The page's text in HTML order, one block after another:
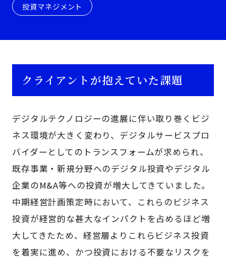
投資マネジメント
クライアントが抱えていた課題
デジタルテクノロジーの進展に伴い取り巻くビジ
ネス環境が大きく変わり、デジタルサービスプロ
バイダーとしてのトランスフォームが求められ、
既存事業・新規分野へのデジタル投資やデジタル
企業のM&A等への投資が増大してきていました。
中期経営計画策定時において、これらのビジネス
投資が経営的な甚大なインパクトを占めるほど増
大してきたため、経営層よりこれらビジネス投資
を着実に進め、かつ投資における不要なリスクを